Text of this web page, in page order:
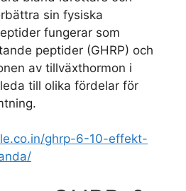
sin fysiska
fungerar som
peptider (GHRP) och
av tillväxthormon i
till olika fördelar för
ghrp-6-10-effekt-